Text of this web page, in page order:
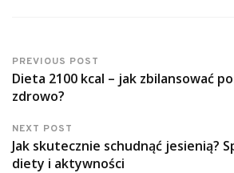
PREVIOUS POST
Dieta 2100 kcal – jak zbilansować
zdrowo?
NEXT POST
Jak skutecznie schudnąć jesienią?
diety i aktywności